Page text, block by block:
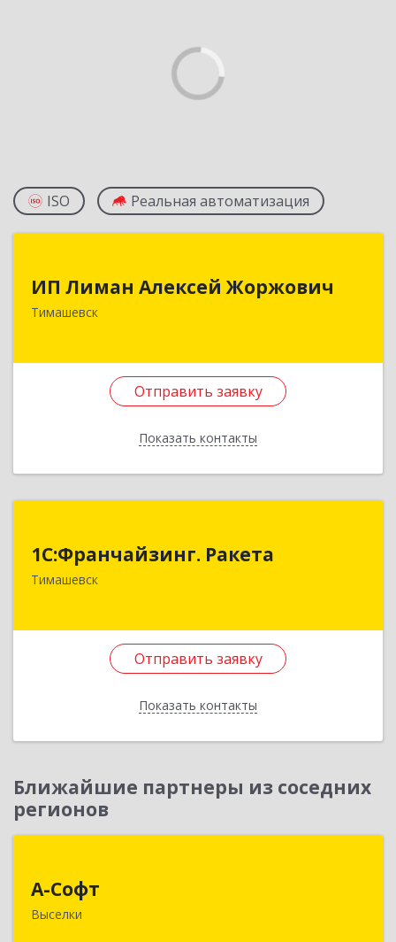
ISO Реальная автоматизация
ИП Лиман Алексей Жоржович
Тимашевск
Отправить заявку
Показать контакты
352731, Краснодарский край, Тимашевский р-н,
Подробнее
Отправить заявку
1С:Франчайзинг. Ракета
Тимашевск
Отправить заявку
Показать контакты
Медведовская ст-ца, Чайковского ул, дом № 69
Подробнее
Отправить заявку
Ближайшие партнеры из соседних
регионов
А-Софт
Выселки
353100, Краснодарский край, Выселковский
район, Выселки ст-ца, Степная ул, дом № 1